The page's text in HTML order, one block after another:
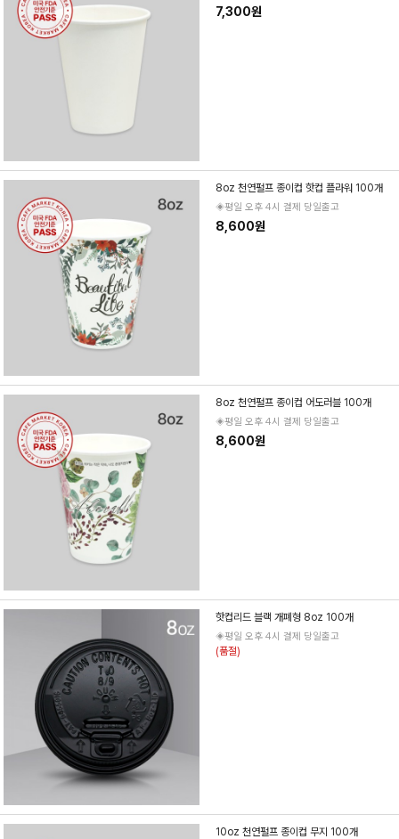
7,300원
8oz 천연펄프 종이컵 핫컵 플라워 100개
◈평일 오후 4시 결제 당일출고
8,600원
8oz 천연펄프 종이컵 어도러블 100개
◈평일 오후 4시 결제 당일출고
8,600원
핫컵리드 블랙 개폐형 8oz 100개
◈평일 오후 4시 결제 당일출고
(품절)
10oz 천연펄프 종이컵 무지 100개